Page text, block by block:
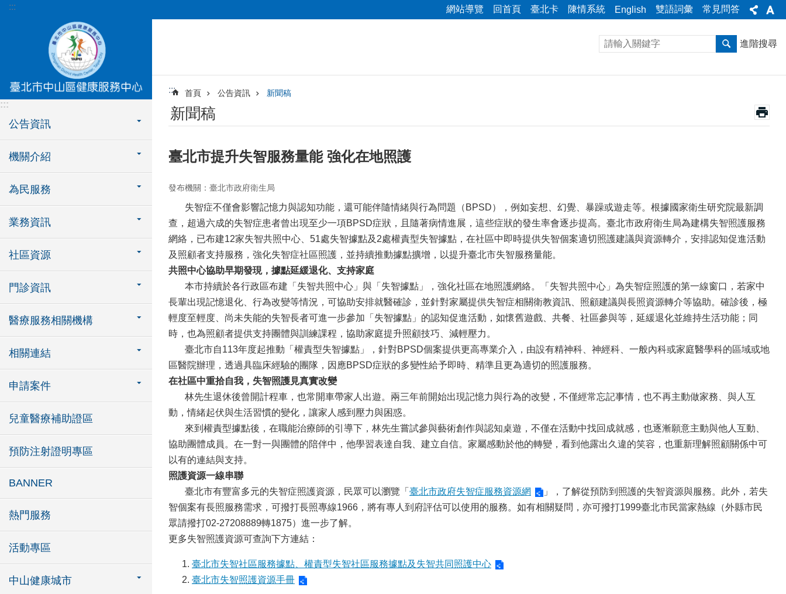
跳到主要內容區塊
::: 網站導覽 回首頁 臺北卡 陳情系統 English 雙語詞彙 常見問答
:::
公告資訊
機關介紹
為民服務
業務資訊
社區資源
門診資訊
醫療服務相關機構
相關連結
申請案件
兒童醫療補助證區
預防注射證明專區
BANNER
熱門服務
活動專區
中山健康城市
進階搜尋
::: 首頁 公告資訊 新聞稿
新聞稿
臺北市提升失智服務量能 強化在地照護
發布機關：臺北市政府衛生局
失智症不僅會影響記憶力與認知功能，還可能伴隨情緒與行為問題（BPSD），例如妄想、幻覺、暴躁或遊走等。根據國家衛生研究院最新調
查，超過六成的失智症患者曾出現至少一項BPSD症狀，且隨著病情進展，這些症狀的發生率會逐步提高。臺北市政府衛生局為建構失智照護服務
網絡，已布建12家失智共照中心、51處失智據點及2處權責型失智據點，在社區中即時提供失智個案適切照護建議與資源轉介，安排認知促進活動
及照顧者支持服務，強化失智症社區照護，並持續推動據點擴增，以提升臺北市失智服務量能。
共照中心協助早期發現，據點延緩退化、支持家庭
本市持續於各行政區布建「失智共照中心」與「失智據點」，強化社區在地照護網絡。「失智共照中心」為失智症照護的第一線窗口，若家中
長輩出現記憶退化、行為改變等情況，可協助安排就醫確診，並針對家屬提供失智症相關衛教資訊、照顧建議與長照資源轉介等協助。確診後，極
輕度至輕度、尚未失能的失智長者可進一步參加「失智據點」的認知促進活動，如懷舊遊戲、共餐、社區參與等，延緩退化並維持生活功能；同
時，也為照顧者提供支持團體與訓練課程，協助家庭提升照顧技巧、減輕壓力。
臺北市自113年度起推動「權責型失智據點」，針對BPSD個案提供更高專業介入，由設有精神科、神經科、一般內科或家庭醫學科的區域或地
區醫院辦理，透過具臨床經驗的團隊，因應BPSD症狀的多變性給予即時、精準且更為適切的照護服務。
在社區中重拾自我，失智照護見真實改變
林先生退休後曾開計程車，也常開車帶家人出遊。兩三年前開始出現記憶力與行為的改變，不僅經常忘記事情，也不再主動做家務、與人互
動，情緒起伏與生活習慣的變化，讓家人感到壓力與困惑。
來到權責型據點後，在職能治療師的引導下，林先生嘗試參與藝術創作與認知桌遊，不僅在活動中找回成就感，也逐漸願意主動與他人互動、
協助團體成員。在一對一與團體的陪伴中，他學習表達自我、建立自信。家屬感動於他的轉變，看到他露出久違的笑容，也重新理解照顧關係中可
以有的連結與支持。
照護資源一線串聯
臺北市有豐富多元的失智症照護資源，民眾可以瀏覽「 臺北市政府失智症服務資源網
」，了解從預防到照護的失智資源與服務。此外，若失
智個案有長照服務需求，可撥打長照專線1966，將有專人到府評估可以使用的服務。如有相關疑問，亦可撥打1999臺北市民當家熱線（外縣市民
眾請撥打02-27208889轉1875）進一步了解。
更多失智照護資源可查詢下方連結：
臺北市失智社區服務據點、權責型失智社區服務據點及失智共同照護中心
臺北市失智照護資源手冊